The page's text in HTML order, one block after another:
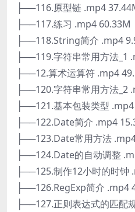
├──116.原型链 .mp4
├──117.练习 .mp4 60.33M
├──118.String简介 .mp4
├──119.字符串常用方法_1
├──12.算术运算符 .mp4
├──120.字符串常用方法_2
├──121.基本包装类型
├──122.Date简介 .mp4
├──123.Date常用方法
├──124.Date的自动调整
├──125.制作12小时的时钟
├──126.RegExp简介 .mp4
├──127.正则表达式的匹配